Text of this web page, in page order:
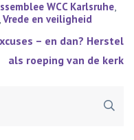
WCC Karlsruhe,
,Vrede en veiligheid
– en dan? Herstel
als roeping van de kerk